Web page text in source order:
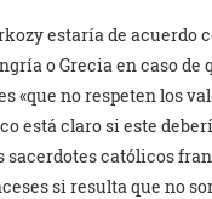
estaría de acuerdo
o Grecia en caso de
«que no respeten los
está claro si este
sacerdotes católicos
si resulta que no